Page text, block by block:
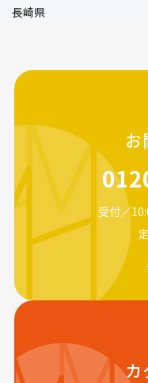
長崎県
お
受付／
カ